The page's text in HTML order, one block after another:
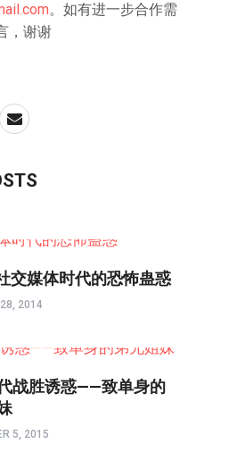
。如有进一步合作需
，谢谢
交媒体时代的恐怖蛊惑
2014
战胜诱惑——致单身的
5, 2015